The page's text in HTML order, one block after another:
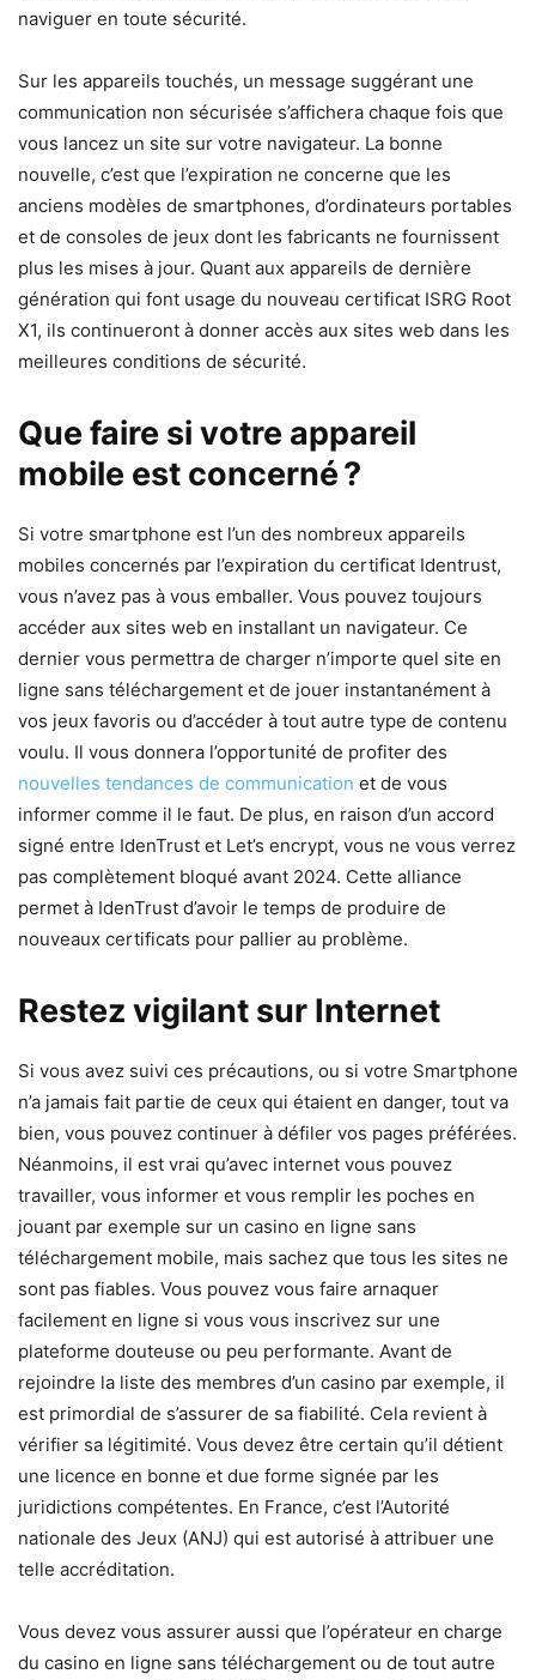
naviguer en toute sécurité.
Sur les appareils touchés, un message suggérant une
communication non sécurisée s’affichera chaque fois que
vous lancez un site sur votre navigateur. La bonne
nouvelle, c’est que l’expiration ne concerne que les
anciens modèles de smartphones, d’ordinateurs portables
et de consoles de jeux dont les fabricants ne fournissent
plus les mises à jour. Quant aux appareils de dernière
génération qui font usage du nouveau certificat ISRG Root
X1, ils continueront à donner accès aux sites web dans les
meilleures conditions de sécurité.
Que faire si votre appareil
mobile est concerné ?
Si votre smartphone est l’un des nombreux appareils
mobiles concernés par l’expiration du certificat Identrust,
vous n’avez pas à vous emballer. Vous pouvez toujours
accéder aux sites web en installant un navigateur. Ce
dernier vous permettra de charger n’importe quel site en
ligne sans téléchargement et de jouer instantanément à
vos jeux favoris ou d’accéder à tout autre type de contenu
voulu. Il vous donnera l’opportunité de profiter des
nouvelles tendances de communication et de vous
informer comme il le faut. De plus, en raison d’un accord
signé entre IdenTrust et Let’s encrypt, vous ne vous verrez
pas complètement bloqué avant 2024. Cette alliance
permet à IdenTrust d’avoir le temps de produire de
nouveaux certificats pour pallier au problème.
Restez vigilant sur Internet
Si vous avez suivi ces précautions, ou si votre Smartphone
n’a jamais fait partie de ceux qui étaient en danger, tout va
bien, vous pouvez continuer à défiler vos pages préférées.
Néanmoins, il est vrai qu’avec internet vous pouvez
travailler, vous informer et vous remplir les poches en
jouant par exemple sur un casino en ligne sans
téléchargement mobile, mais sachez que tous les sites ne
sont pas fiables. Vous pouvez vous faire arnaquer
facilement en ligne si vous vous inscrivez sur une
plateforme douteuse ou peu performante. Avant de
rejoindre la liste des membres d’un casino par exemple, il
est primordial de s’assurer de sa fiabilité. Cela revient à
vérifier sa légitimité. Vous devez être certain qu’il détient
une licence en bonne et due forme signée par les
juridictions compétentes. En France, c’est l’Autorité
nationale des Jeux (ANJ) qui est autorisé à attribuer une
telle accréditation.
Vous devez vous assurer aussi que l’opérateur en charge
du casino en ligne sans téléchargement ou de tout autre